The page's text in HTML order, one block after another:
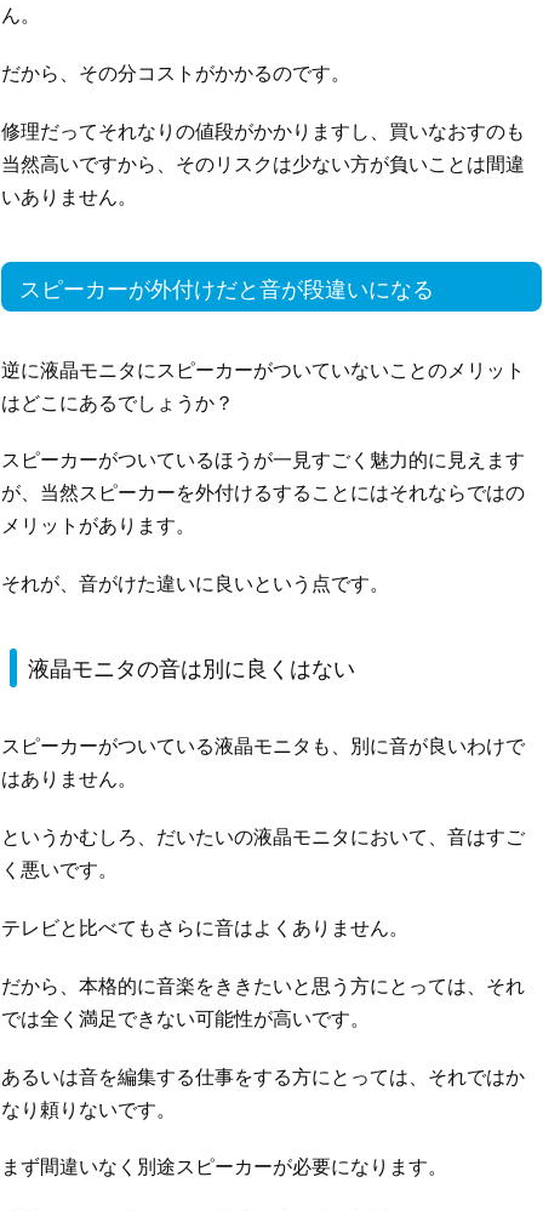
ん。
だから、その分コストがかかるのです。
修理だってそれなりの値段がかかりますし、買いなおすのも
当然高いですから、そのリスクは少ない方が負いことは間違
いありません。
スピーカーが外付けだと音が段違いになる
逆に液晶モニタにスピーカーがついていないことのメリット
はどこにあるでしょうか？
スピーカーがついているほうが一見すごく魅力的に見えます
が、当然スピーカーを外付けるすることにはそれならではの
メリットがあります。
それが、音がけた違いに良いという点です。
液晶モニタの音は別に良くはない
スピーカーがついている液晶モニタも、別に音が良いわけで
はありません。
というかむしろ、だいたいの液晶モニタにおいて、音はすご
く悪いです。
テレビと比べてもさらに音はよくありません。
だから、本格的に音楽をききたいと思う方にとっては、それ
では全く満足できない可能性が高いです。
あるいは音を編集する仕事をする方にとっては、それではか
なり頼りないです。
まず間違いなく別途スピーカーが必要になります。